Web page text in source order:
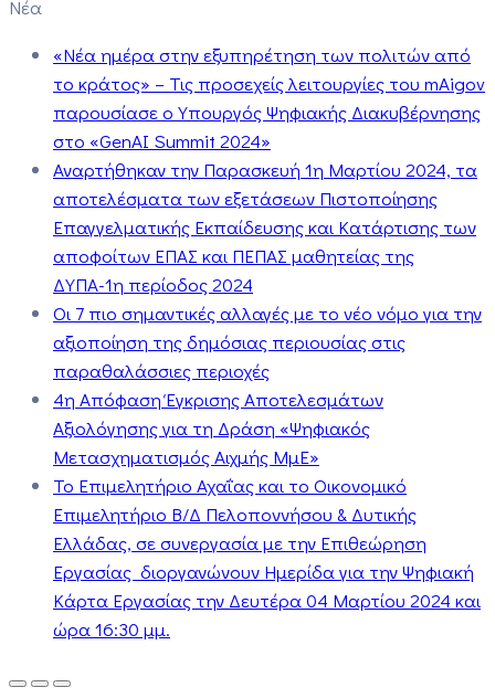
Νέα
«Νέα ημέρα στην εξυπηρέτηση των πολιτών από
το κράτος» – Τις προσεχείς λειτουργίες του mAigov
παρουσίασε ο Υπουργός Ψηφιακής Διακυβέρνησης
στο «GenAI Summit 2024»
Αναρτήθηκαν την Παρασκευή 1η Μαρτίου 2024, τα
αποτελέσματα των εξετάσεων Πιστοποίησης
Επαγγελματικής Εκπαίδευσης και Κατάρτισης των
αποφοίτων ΕΠΑΣ και ΠΕΠΑΣ μαθητείας της
ΔΥΠΑ-1η περίοδος 2024
Οι 7 πιο σημαντικές αλλαγές με το νέο νόμο για την
αξιοποίηση της δημόσιας περιουσίας στις
παραθαλάσσιες περιοχές
4η Απόφαση Έγκρισης Αποτελεσμάτων
Αξιολόγησης για τη Δράση «Ψηφιακός
Μετασχηματισμός Αιχμής ΜμΕ»
Το Επιμελητήριο Αχαΐας και το Οικονομικό
Επιμελητήριο Β/Δ Πελοποννήσου & Δυτικής
Ελλάδας, σε συνεργασία με την Επιθεώρηση
Εργασίας διοργανώνουν Ημερίδα για την Ψηφιακή
Κάρτα Εργασίας την Δευτέρα 04 Μαρτίου 2024 και
ώρα 16:30 μμ.